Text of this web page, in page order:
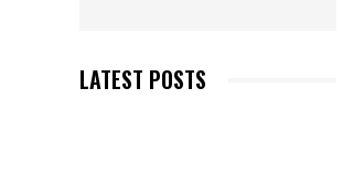
LATEST POSTS